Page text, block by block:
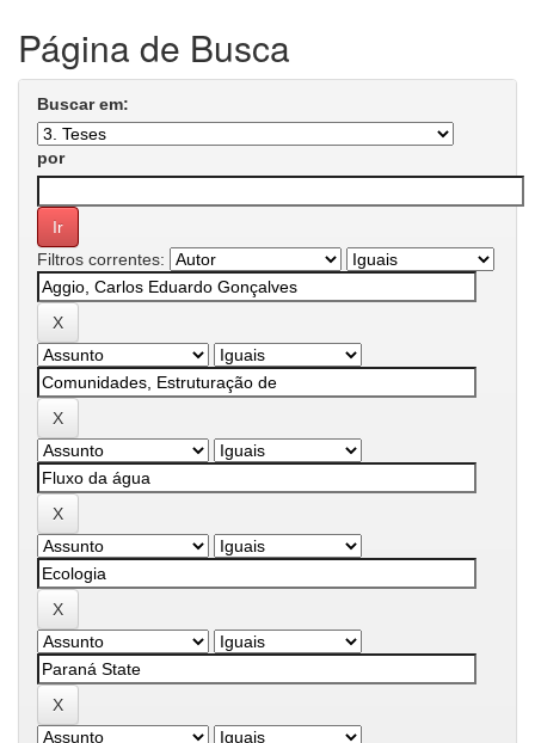
Página de Busca
Buscar em:
por
Filtros correntes: